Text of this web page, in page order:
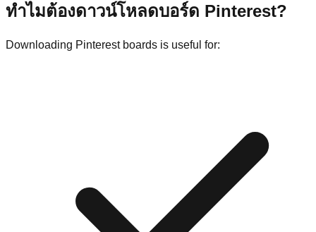
ทำไมต้องดาวน์โหลดบอร์ด Pinterest?
Downloading Pinterest boards is useful for: